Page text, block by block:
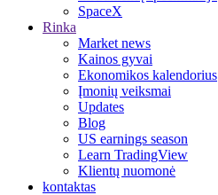
SpaceX
Rinka
Market news
Kainos gyvai
Ekonomikos kalendorius
Įmonių veiksmai
Updates
Blog
US earnings season
Learn TradingView
Klientų nuomonė
kontaktas